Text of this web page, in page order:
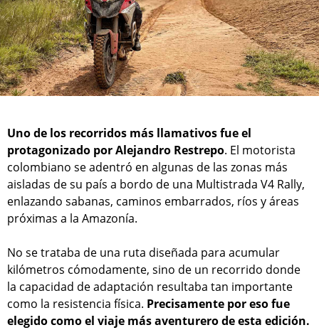
Uno de los recorridos más llamativos fue el
protagonizado por Alejandro Restrepo. El motorista
colombiano se adentró en algunas de las zonas más
aisladas de su país a bordo de una Multistrada V4 Rally,
enlazando sabanas, caminos embarrados, ríos y áreas
próximas a la Amazonía.
No se trataba de una ruta diseñada para acumular
kilómetros cómodamente, sino de un recorrido donde
la capacidad de adaptación resultaba tan importante
como la resistencia física. Precisamente por eso fue
elegido como el viaje más aventurero de esta edición.